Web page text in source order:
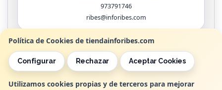
Política de Cookies de tiendainforibes.com
Configurar Rechazar Aceptar Cookies
Utilizamos cookies propias y de terceros para mejorar
973791746
ribes@inforibes.com
Horario
de 9:00am - 13:30am / 17:00pm - 20:00pm